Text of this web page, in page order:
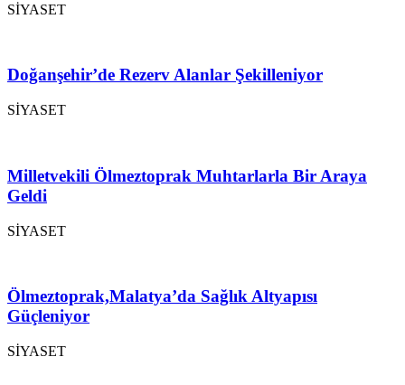
SİYASET
Doğanşehir’de Rezerv Alanlar Şekilleniyor
SİYASET
Milletvekili Ölmeztoprak Muhtarlarla Bir Araya
Geldi
SİYASET
Ölmeztoprak,Malatya’da Sağlık Altyapısı
Güçleniyor
SİYASET